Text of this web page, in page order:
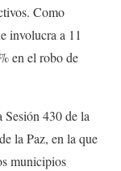
Como
involucra a 11
en el robo de
Sesión 430 de la
la Paz, en la que
municipios